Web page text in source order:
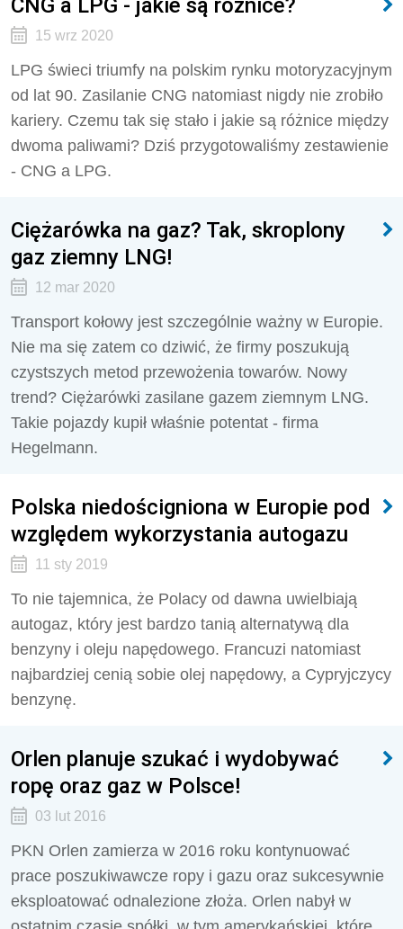
15 wrz 2020
LPG świeci triumfy na polskim rynku motoryzacyjnym
od lat 90. Zasilanie CNG natomiast nigdy nie zrobiło
kariery. Czemu tak się stało i jakie są różnice między
dwoma paliwami? Dziś przygotowaliśmy zestawienie
- CNG a LPG.
Ciężarówka na gaz? Tak, skroplony
gaz ziemny LNG!
12 mar 2020
Transport kołowy jest szczególnie ważny w Europie.
Nie ma się zatem co dziwić, że firmy poszukują
czystszych metod przewożenia towarów. Nowy
trend? Ciężarówki zasilane gazem ziemnym LNG.
Takie pojazdy kupił właśnie potentat - firma
Hegelmann.
Polska niedościgniona w Europie pod
względem wykorzystania autogazu
11 sty 2019
To nie tajemnica, że Polacy od dawna uwielbiają
autogaz, który jest bardzo tanią alternatywą dla
benzyny i oleju napędowego. Francuzi natomiast
najbardziej cenią sobie olej napędowy, a Cypryjczycy
benzynę.
Orlen planuje szukać i wydobywać
ropę oraz gaz w Polsce!
03 lut 2016
PKN Orlen zamierza w 2016 roku kontynuować
prace poszukiwawcze ropy i gazu oraz sukcesywnie
eksploatować odnalezione złoża. Orlen nabył w